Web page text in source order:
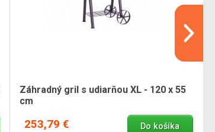
Záhradný gril s udiarňou XL - 120 x 55
cm
253,79 € Do košíka